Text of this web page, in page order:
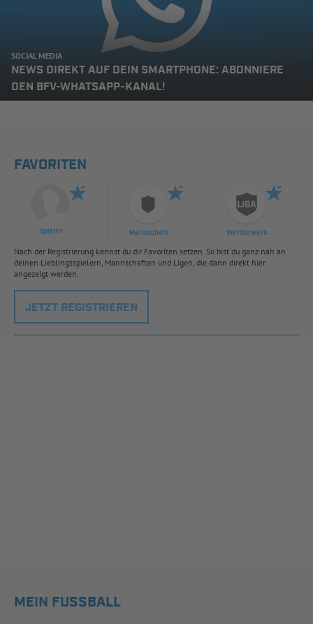
SOCIAL MEDIA
NEWS DIREKT AUF DEIN SMARTPHONE: ABONNIERE
DEN BFV-WHATSAPP-KANAL!
FAVORITEN
Spieler Mannschaft Wettbewerb
Nach der Registrierung kannst du dir Favoriten setzen. So bist du ganz nah an
deinen Lieblingsspielern, Mannschaften und Ligen, die dann direkt hier
angezeigt werden.
JETZT REGISTRIEREN
MEIN FUSSBALL